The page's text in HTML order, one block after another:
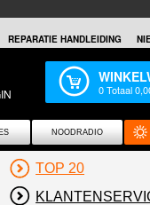
REPARATIE HANDLEIDING
0Totaal
NOODRADIO
TOP 20